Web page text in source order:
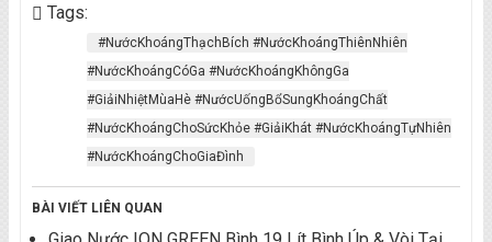
Tags:
#NướcKhoángThạchBích #NướcKhoángThiênNhiên
#NướcKhoángCóGa #NướcKhoángKhôngGa
#GiảiNhiệtMùaHè #NướcUốngBổSungKhoángChất
#NướcKhoángChoSứcKhỏe #GiảiKhát #NướcKhoángTựNhiên
#NướcKhoángChoGiaĐình
BÀI VIẾT LIÊN QUAN